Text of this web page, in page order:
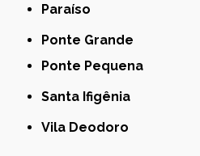
Paraíso
Ponte Grande
Ponte Pequena
Santa Ifigênia
Vila Deodoro